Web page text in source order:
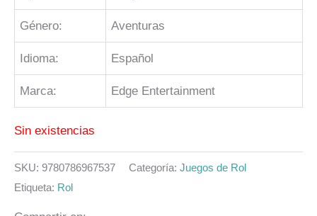
Género: Aventuras
Idioma: Español
Marca: Edge Entertainment
Sin existencias
SKU: 9780786967537 Categoría: Juegos de Rol
Etiqueta: Rol